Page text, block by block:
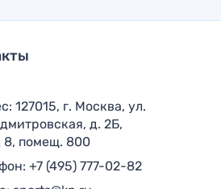
127015, г. Москва, ул.
д. 2Б,
8, помещ. 800
+7 (495) 777-02-82